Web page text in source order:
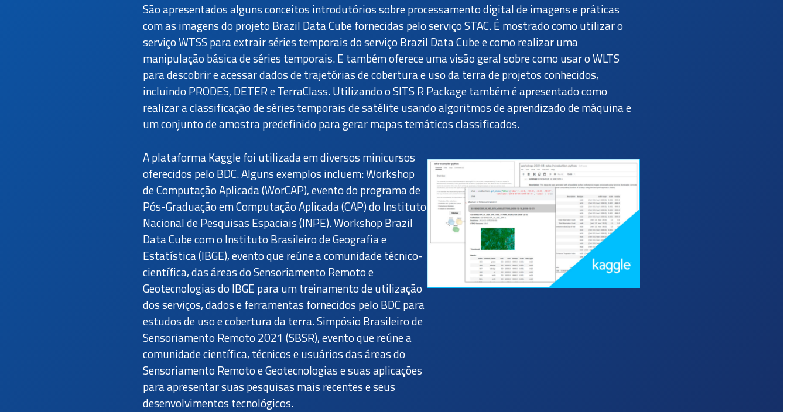
São apresentados alguns conceitos introdutórios sobre processamento digital de imagens e práticas
com as imagens do projeto Brazil Data Cube fornecidas pelo serviço STAC. É mostrado como utilizar o
serviço WTSS para extrair séries temporais do serviço Brazil Data Cube e como realizar uma
manipulação básica de séries temporais. E também oferece uma visão geral sobre como usar o WLTS
para descobrir e acessar dados de trajetórias de cobertura e uso da terra de projetos conhecidos,
incluindo PRODES, DETER e TerraClass. Utilizando o SITS R Package também é apresentado como
realizar a classificação de séries temporais de satélite usando algoritmos de aprendizado de máquina e
um conjunto de amostra predefinido para gerar mapas temáticos classificados.
A plataforma Kaggle foi utilizada em diversos minicursos
oferecidos pelo BDC. Alguns exemplos incluem: Workshop
de Computação Aplicada (WorCAP), evento do programa de
Pós-Graduação em Computação Aplicada (CAP) do Instituto
Nacional de Pesquisas Espaciais (INPE). Workshop Brazil
Data Cube com o Instituto Brasileiro de Geografia e
Estatística (IBGE), evento que reúne a comunidade técnico-
científica, das áreas do Sensoriamento Remoto e
Geotecnologias do IBGE para um treinamento de utilização
dos serviços, dados e ferramentas fornecidos pelo BDC para
estudos de uso e cobertura da terra. Simpósio Brasileiro de
Sensoriamento Remoto 2021 (SBSR), evento que reúne a
comunidade científica, técnicos e usuários das áreas do
Sensoriamento Remoto e Geotecnologias e suas aplicações
para apresentar suas pesquisas mais recentes e seus
desenvolvimentos tecnológicos.